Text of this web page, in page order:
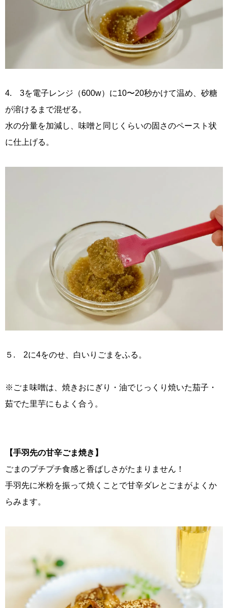
4. 3を電子レンジ（600w）に10〜20秒かけて温め、砂糖
が溶けるまで混ぜる。
水の分量を加減し、味噌と同じくらいの固さのペースト状
に仕上げる。
５. 2に4をのせ、白いりごまをふる。
※ごま味噌は、焼きおにぎり・油でじっくり焼いた茄子・
茹でた里芋にもよく合う。
【手羽先の甘辛ごま焼き】
ごまのプチプチ食感と香ばしさがたまりません！
手羽先に米粉を振って焼くことで甘辛ダレとごまがよくか
らみます。